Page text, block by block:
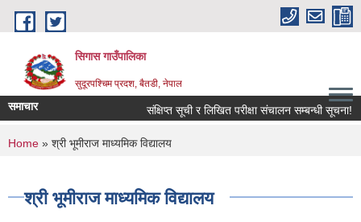
Skip to main content
सिगास गाउँपालिका
सुदूरपश्चिम प्रदश, बैतडी, नेपाल
समाचार संक्षिप्त सूची र लिखित परीक्षा संचालन सम्बन्धी सूचना!
You are here
Home » श्री भूमीराज माध्यमिक विद्यालय
श्री भूमीराज माध्यमिक विद्यालय